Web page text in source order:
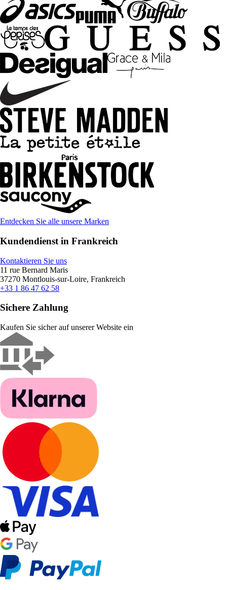
Entdecken Sie alle unsere Marken
Kundendienst in Frankreich
Kontaktieren Sie uns
11 rue Bernard Maris
37270 Montlouis-sur-Loire, Frankreich
+33 1 86 47 62 58
Sichere Zahlung
Kaufen Sie sicher auf unserer Website ein